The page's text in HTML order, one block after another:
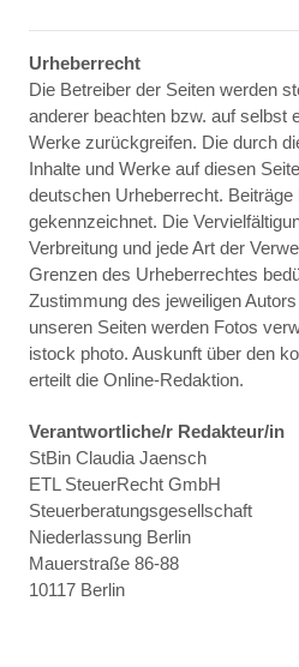
Urheberrecht
Die Betreiber der Seiten werden
anderer beachten bzw. auf selbst
Werke zurückgreifen. Die durch
Inhalte und Werke auf diesen
deutschen Urheberrecht.
gekennzeichnet. Die
Verbreitung und jede Art der
Grenzen des Urheberrechtes
Zustimmung des jeweiligen
unseren Seiten werden Fotos
istock photo. Auskunft über den
erteilt die Online-Redaktion.
Verantwortliche/r Redakteur/in
StBin Claudia Jaensch
ETL SteuerRecht GmbH
Steuerberatungsgesellschaft
Niederlassung Berlin
Mauerstraße 86-88
10117 Berlin